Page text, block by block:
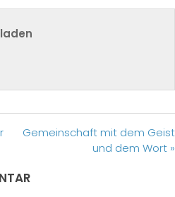
Gemeinschaft mit dem Geist
und dem Wort »